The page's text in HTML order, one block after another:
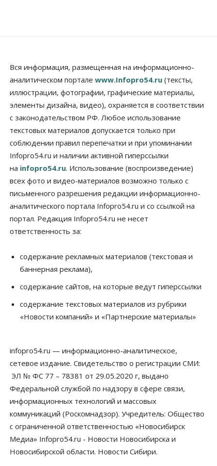
Бизнес Город Общество
Большая часть улиц в Новосибирске закрыта для
движения самокатов
10 Августа 2026, 10:00
Медицина Наука Общество
Новосибирский «Вектор» проводит исследование
резистентности ВИЧ в трёх странах
10 Августа 2026, 09:00
Суд отменил дисквалификацию
Валентина Пармона в кассации
10 Августа 2026, 08:00
Власть Общество
Запуск проекта по малой авиации в регионах
Бизнес Недвижимость
уровне 2020 года
Бизнес Общество
Бизнес Власть
Транспортный коридор Абакан-Бийск предлагают
09 Августа 2026, 16:00
Бизнес Общество
«Солнечный день» приватизирует
муниципальное имущество в Новосибирске
09 Августа 2026, 15:00
Вся информация, размещенная на информационно-
аналитическом портале www.Infopro54.ru (тексты,
иллюстрации, фотографии, графические материалы,
элементы дизайна, видео), охраняется в соответствии
с законодательством РФ. Любое использование
текстовых материалов допускается только при
соблюдении правил перепечатки и при упоминании
Infopro54.ru и наличии активной гиперссылки
на infopro54.ru. Использование (воспроизведение)
всех фото и видео-материалов возможно только с
письменного разрешения редакции информационно-
аналитического портала Infopro54.ru и со ссылкой на
портал. Редакция Infopro54.ru не несет
ответственность за:
содержание рекламных материалов (текстовая и
баннерная реклама),
содержание сайтов, на которые ведут гиперссылки
содержание текстовых материалов из рубрики
«Новости компаний» и «Партнерские материалы»
infopro54.ru — информационно-аналитическое,
сетевое издание. Свидетельство о регистрации СМИ:
ЭЛ № ФС 77 – 78381 от 29.05.2020 г, выдано
Федеральной службой по надзору в сфере связи,
информационных технологий и массовых
коммуникаций (Роскомнадзор). Учредитель: Общество
с ограниченной ответственностью «Новосибирск
Медиа» Infopro54.ru - Новости Новосибирска и
Новосибирской области. Новости Сибири.